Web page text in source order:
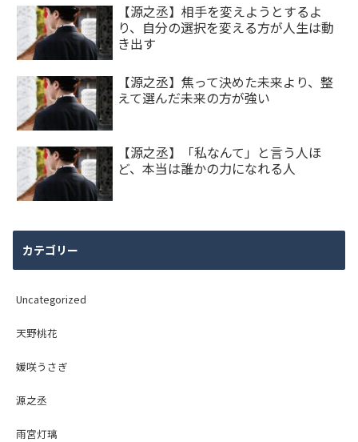
【源之丞】相手を変えようとするよ
り、自分の選択を変える方が人生は動
き出す
【源之丞】焦って決めた未来より、整
えて選んだ未来の方が強い
【源之丞】「私なんて」と言う人ほ
ど、本当は誰かの力になれる人
カテゴリー
Uncategorized
天野桃花
媛咲うさぎ
源之丞
雨宮灯璃